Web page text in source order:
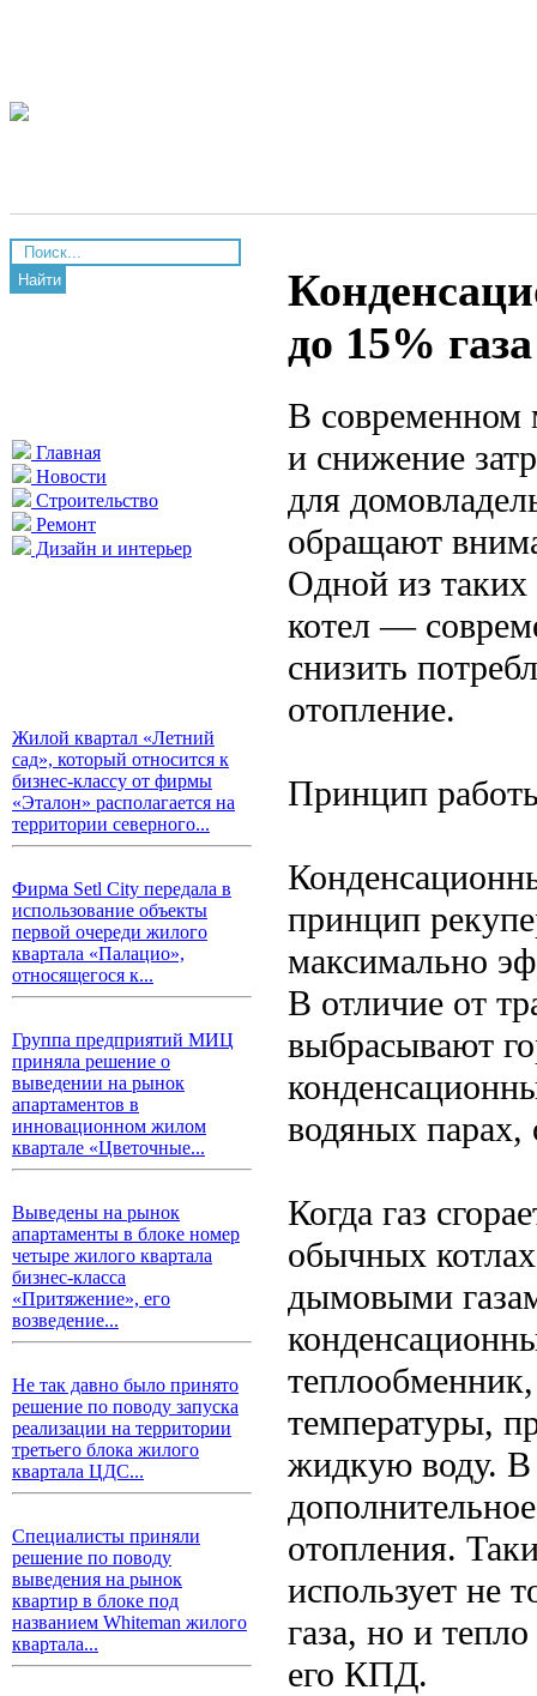
Найти
Главная
Новости
Строительство
Ремонт
Дизайн и интерьер
Жилой квартал «Летний
сад», который относится к
бизнес-классу от фирмы
«Эталон» располагается на
территории северного...
Фирма Setl City передала в
использование объекты
первой очереди жилого
квартала «Палацио»,
относящегося к...
Группа предприятий МИЦ
приняла решение о
выведении на рынок
апартаментов в
инновационном жилом
квартале «Цветочные...
Выведены на рынок
апартаменты в блоке номер
четыре жилого квартала
бизнес-класса
«Притяжение», его
возведение...
Не так давно было принято
решение по поводу запуска
реализации на территории
третьего блока жилого
квартала ЦДС...
Специалисты приняли
решение по поводу
выведения на рынок
квартир в блоке под
названием Whiteman жилого
квартала...
до 15%
В современном
и снижение
для
обращают
Одной из таких
котел —
снизить
отопление.
Принцип
принцип
максимально
В отличие от
выбрасывают
водяных парах,
Когда газ
обычных
дымовыми
температуры,
жидкую воду. В
отопления.
использует не
газа, но и
его КПД.